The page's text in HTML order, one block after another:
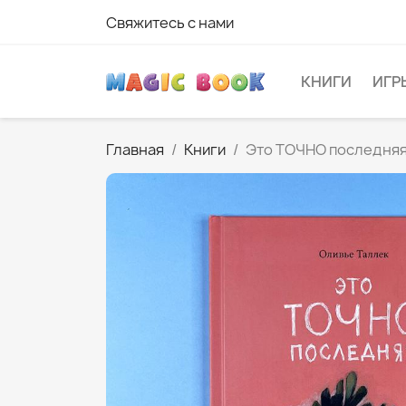
Свяжитесь с нами
КНИГИ
Главная Книги Это ТОЧНО